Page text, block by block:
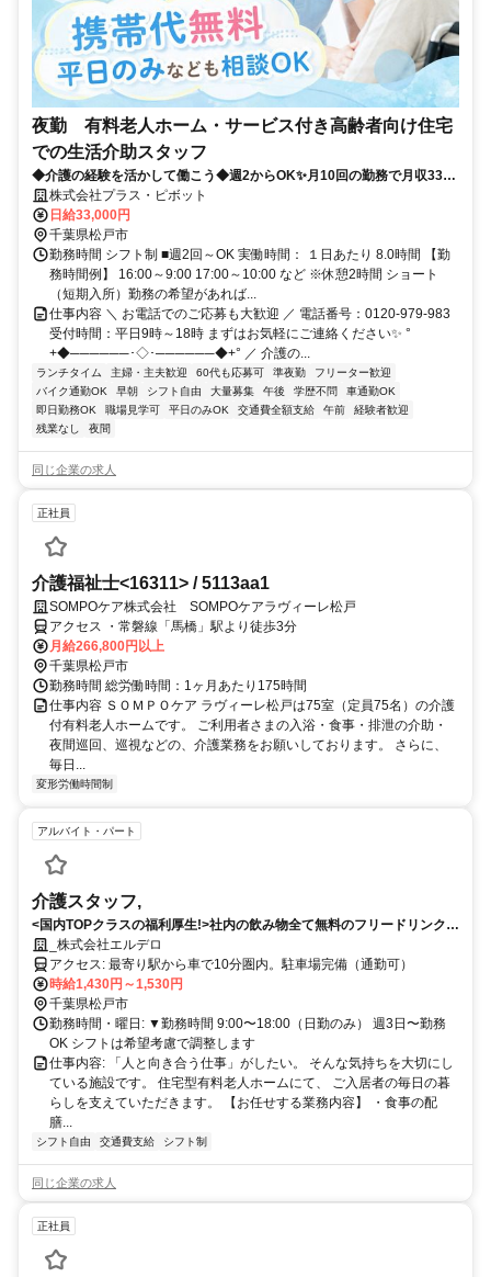
夜勤 有料老人ホーム・サービス付き高齢者向け住宅
での生活介助スタッフ
◆介護の経験を活かして働こう◆週2からOK✨月10回の勤務で月収33万
以上！プラス・ピボット独自の福利厚生が多数！
株式会社プラス・ピボット
日給33,000円
千葉県松戸市
勤務時間 シフト制 ■週2回～OK 実働時間： １日あたり 8.0時間 【勤
務時間例】 16:00～9:00 17:00～10:00 など ※休憩2時間 ショート
（短期入所）勤務の希望があれば...
仕事内容 ＼ お電話でのご応募も大歓迎 ／ 電話番号：0120-979-983
受付時間：平日9時～18時 まずはお気軽にご連絡ください✨ °
+◆──────･◇･──────◆+° ／ 介護の...
ランチタイム 主婦・主夫歓迎 60代も応募可 準夜勤
フリーター歓迎
バイク通勤OK
早朝 シフト自由 大量募集 午後 学歴不問
車通勤OK
即日勤務OK
職場見学可 平日のみOK 交通費全額支給 午前
経験者歓迎
残業なし
夜間
同じ企業の求人
正社員
介護福祉士<16311> / 5113aa1
SOMPOケア株式会社 SOMPOケアラヴィーレ松戸
アクセス ・常磐線「馬橋」駅より徒歩3分
月給266,800円以上
千葉県松戸市
勤務時間 総労働時間：1ヶ月あたり175時間
仕事内容 ＳＯＭＰＯケア ラヴィーレ松戸は75室（定員75名）の介護
付有料老人ホームです。 ご利用者さまの入浴・食事・排泄の介助・
夜間巡回、巡視などの、介護業務をお願いしております。 さらに、
毎日...
変形労働時間制
アルバイト・パート
介護スタッフ,
<国内TOPクラスの福利厚生!>社内の飲み物全て無料のフリードリンク制
度も!?『理想』を実現しませんか？
_株式会社エルデロ
アクセス: 最寄り駅から車で10分圏内。駐車場完備（通勤可）
時給1,430円～1,530円
千葉県松戸市
勤務時間・曜日: ▼勤務時間 9:00〜18:00（日勤のみ） 週3日〜勤務
OK シフトは希望考慮で調整します
仕事内容: 「人と向き合う仕事」がしたい。 そんな気持ちを大切にし
ている施設です。 住宅型有料老人ホームにて、 ご入居者の毎日の暮
らしを支えていただきます。 【お任せする業務内容】 ・食事の配
膳...
シフト自由 交通費支給 シフト制
同じ企業の求人
正社員